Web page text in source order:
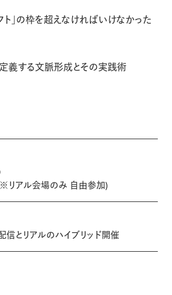
」の枠を超えなければいけなかった
義する文脈形成とその実践術
リアル会場のみ 自由参加)
信とリアルのハイブリッド開催